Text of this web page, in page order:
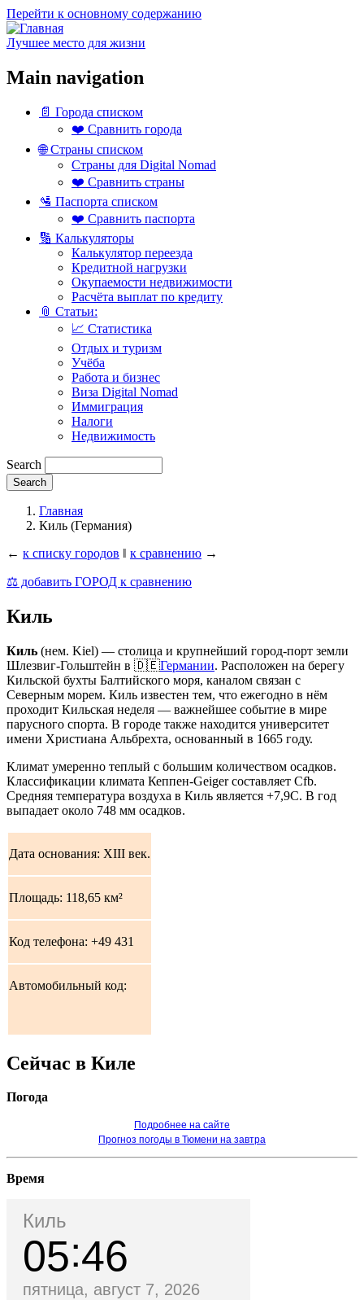
Перейти к основному содержанию
Лучшее место для жизни
Main navigation
📄 Города списком
❤️ Сравнить города
🌐 Страны списком
Страны для Digital Nomad
❤️ Сравнить страны
🛂 Паспорта списком
❤️ Сравнить паспорта
🔢 Калькуляторы
Калькулятор переезда
Кредитной нагрузки
Окупаемости недвижимости
Расчёта выплат по кредиту
📎 Статьи:
📈 Статистика
Отдых и туризм
Учёба
Работа и бизнес
Виза Digital Nomad
Иммиграция
Налоги
Недвижимость
Search
Главная
Киль (Германия)
← к списку городов ‖ к сравнению →
⚖️ добавить ГОРОД к сравнению
Киль
Киль (нем. Kiel) — столица и крупнейший город-порт земли
Шлезвиг-Гольштейн в 🇩🇪Германии. Расположен на берегу
Кильской бухты Балтийского моря, каналом связан с
Северным морем. Киль известен тем, что ежегодно в нём
проходит Кильская неделя — важнейшее событие в мире
парусного спорта. В городе также находится университет
имени Христиана Альбрехта, основанный в 1665 году.
Климат умеренно теплый с большим количеством осадков.
Классификации климата Кеппен-Geiger составляет Cfb.
Средняя температура воздуха в Киль является +7,9C. В год
выпадает около 748 мм осадков.
Дата основания: XIII век.
Площадь: 118,65 км²
Код телефона: +49 431
Автомобильный код:
Сейчас в Киле
Погода
Подробнее на сайте
Прогноз погоды в Тюмени на завтра
Время
Киль
05 46
пятница, август 7, 2026